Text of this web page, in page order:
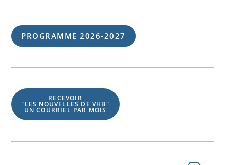
PROGRAMME 2026-2027
RECEVOIR
"LES NOUVELLES DE VHB"
UN COURRIEL PAR MOIS